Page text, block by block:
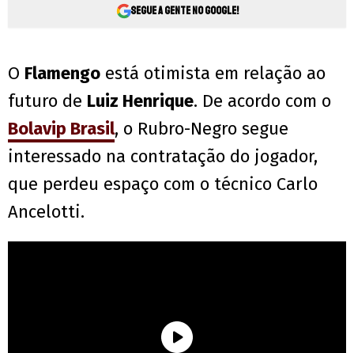
Segue a gente no Google!
O Flamengo está otimista em relação ao
futuro de Luiz Henrique. De acordo com o
Bolavip Brasil, o Rubro-Negro segue
interessado na contratação do jogador,
que perdeu espaço com o técnico Carlo
Ancelotti.